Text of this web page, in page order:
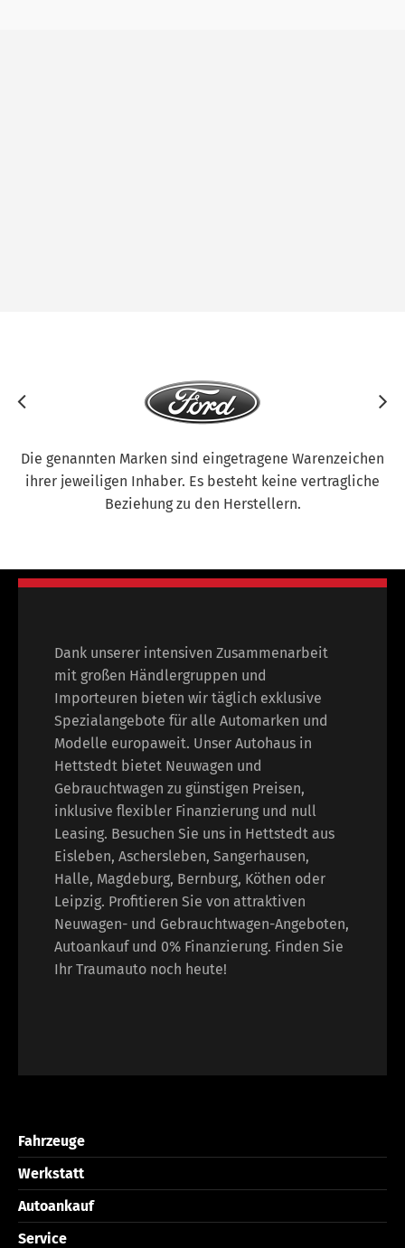
Die genannten Marken sind eingetragene Warenzeichen
ihrer jeweiligen Inhaber. Es besteht keine vertragliche
Beziehung zu den Herstellern.
Dank unserer intensiven Zusammenarbeit
mit großen Händlergruppen und
Importeuren bieten wir täglich exklusive
Spezialangebote für alle Automarken und
Modelle europaweit. Unser Autohaus in
Hettstedt bietet Neuwagen und
Gebrauchtwagen zu günstigen Preisen,
inklusive flexibler Finanzierung und null
Leasing. Besuchen Sie uns in Hettstedt aus
Eisleben, Aschersleben, Sangerhausen,
Halle, Magdeburg, Bernburg, Köthen oder
Leipzig. Profitieren Sie von attraktiven
Neuwagen- und Gebrauchtwagen-Angeboten,
Autoankauf und 0% Finanzierung. Finden Sie
Ihr Traumauto noch heute!
Fahrzeuge
Werkstatt
Autoankauf
Service